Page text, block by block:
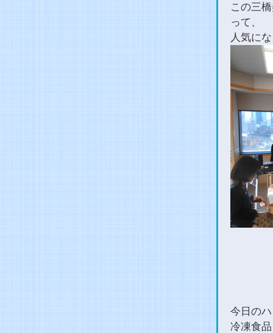
この三
って、
人気に
今日の
冷凍食